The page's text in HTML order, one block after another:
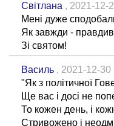
Світлана , 2021-12-
Мені дуже
Як завжди -
Зі святом!
Василь , 2021-12-30
"Як з політичної
Ще вас і досі не
То кожен день, і
Стривожено і